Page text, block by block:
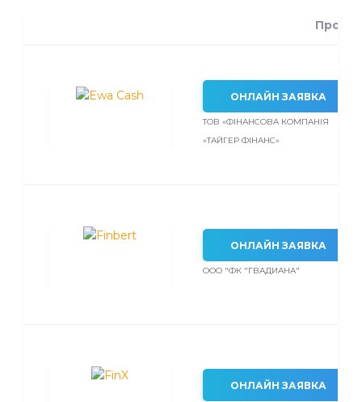
ОНЛАЙН ЗАЯВКА
ТОВ «ФІНАНСОВА КОМПАНІЯ
«ТАЙГЕР ФІНАНС»
ОНЛАЙН ЗАЯВКА
ООО "ФК "ГВАДИАНА"
ОНЛАЙН ЗАЯВКА